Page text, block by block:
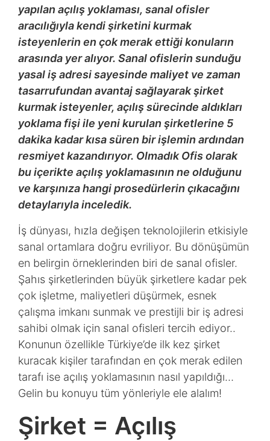
yapılan açılış yoklaması, sanal ofisler
aracılığıyla kendi şirketini kurmak
isteyenlerin en çok merak ettiği konuların
arasında yer alıyor. Sanal ofislerin sunduğu
yasal iş adresi sayesinde maliyet ve zaman
tasarrufundan avantaj sağlayarak şirket
kurmak isteyenler, açılış sürecinde aldıkları
yoklama fişi ile yeni kurulan şirketlerine 5
dakika kadar kısa süren bir işlemin ardından
resmiyet kazandırıyor. Olmadık Ofis olarak
bu içerikte açılış yoklamasının ne olduğunu
ve karşınıza hangi prosedürlerin çıkacağını
detaylarıyla inceledik.
İş dünyası, hızla değişen teknolojilerin etkisiyle
sanal ortamlara doğru evriliyor. Bu dönüşümün
en belirgin örneklerinden biri de sanal ofisler.
Şahıs şirketlerinden büyük şirketlere kadar pek
çok işletme, maliyetleri düşürmek, esnek
çalışma imkanı sunmak ve prestijli bir iş adresi
sahibi olmak için sanal ofisleri tercih ediyor..
Konunun özellikle Türkiye’de ilk kez şirket
kuracak kişiler tarafından en çok merak edilen
tarafı ise açılış yoklamasının nasıl yapıldığı…
Gelin bu konuyu tüm yönleriyle ele alalım!
Şirket = Açılış